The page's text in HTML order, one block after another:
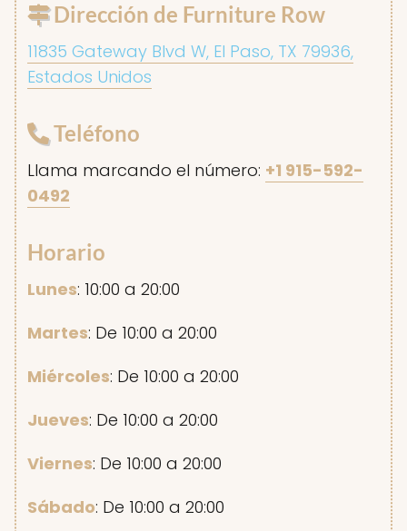
Dirección de Furniture Row
11835 Gateway Blvd W, El Paso, TX 79936,
Estados Unidos
Teléfono
Llama marcando el número: +1 915-592-
0492
Horario
Lunes: 10:00 a 20:00
Martes: De 10:00 a 20:00
Miércoles: De 10:00 a 20:00
Jueves: De 10:00 a 20:00
Viernes: De 10:00 a 20:00
Sábado: De 10:00 a 20:00